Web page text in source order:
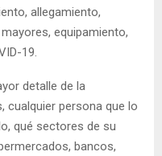
allegamiento,
equipamiento,
19.
detalle de la
cualquier persona que lo
qué sectores de su
bancos,